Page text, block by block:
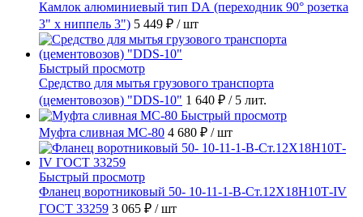
Камлок алюминиевый тип DА (переходник 90° розетка
3" х ниппель 3") 5 449 ₽ / шт
Быстрый просмотр
Средство для мытья грузового транспорта
(цементовозов) "DDS-10" 1 640 ₽ / 5 лит.
Быстрый просмотр
Муфта сливная МС-80 4 680 ₽ / шт
Быстрый просмотр
Фланец воротниковый 50- 10-11-1-B-Ст.12Х18Н10Т-IV
ГОСТ 33259 3 065 ₽ / шт